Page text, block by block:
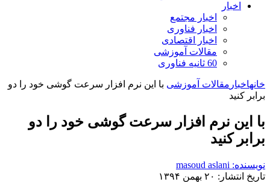
اخبار
اخبار مجتمع
اخبار فناوری
اخبار اقتصادی
مقالات آموزشی
60 ثانیه فناوری
خانهاخبار مقالات آموزشی با این نرم افزار سرعت گوشی خود را دو
برابر کنید
با این نرم افزار سرعت گوشی خود را دو
برابر کنید
نویسنده: masoud aslani
تاریخ انتشار: ۲۰ بهمن ۱۳۹۴